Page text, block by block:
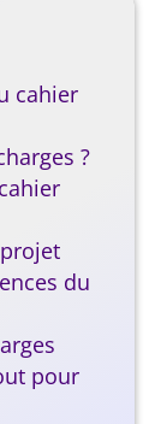
cahier
?
du
pour